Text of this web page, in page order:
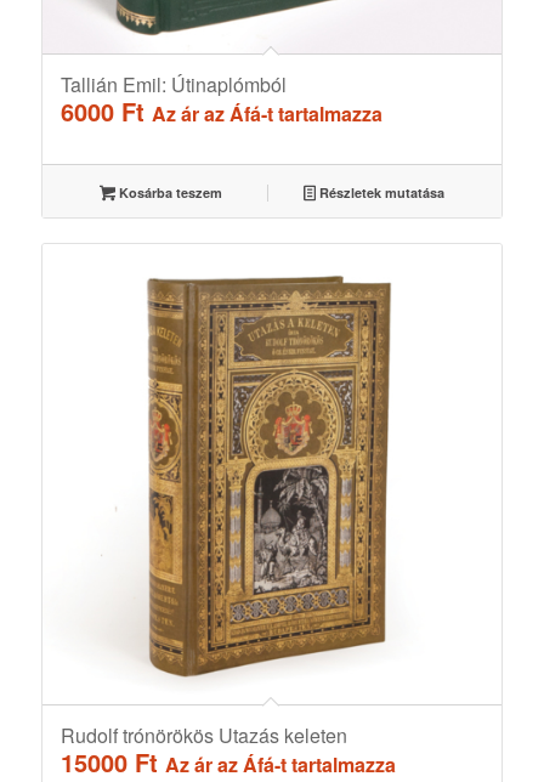
Tallián Emil: Útinaplómból
6000 Ft Az ár az Áfá-t tartalmazza
Kosárba teszem Részletek mutatása
Rudolf trónörökös Utazás keleten
15000 Ft Az ár az Áfá-t tartalmazza